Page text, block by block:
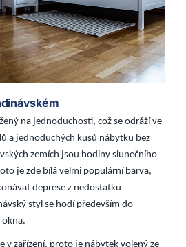
na jednoduchosti, což se odráží ve
a jednoduchých kusů nábytku bez
zemích jsou hodiny slunečního
je zde bílá velmi populární barva,
deprese z nedostatku
styl se hodí především do
okna.
v zařízení, proto je nábytek volený ze